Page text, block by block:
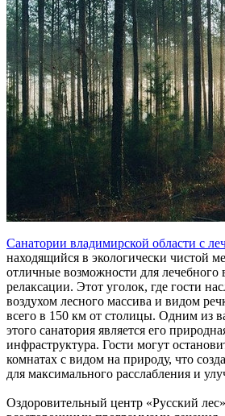
Санатории владимирской области с
находящийся в экологически чистой
отличные возможности для лечебного
релаксации. Этот уголок, где гости
воздухом лесного массива и видом
всего в 150 км от столицы. Одним из
этого санатория является его
инфраструктура. Гости могут
комнатах с видом на природу, что
для максимального расслабления и
Оздоровительный центр «Русский